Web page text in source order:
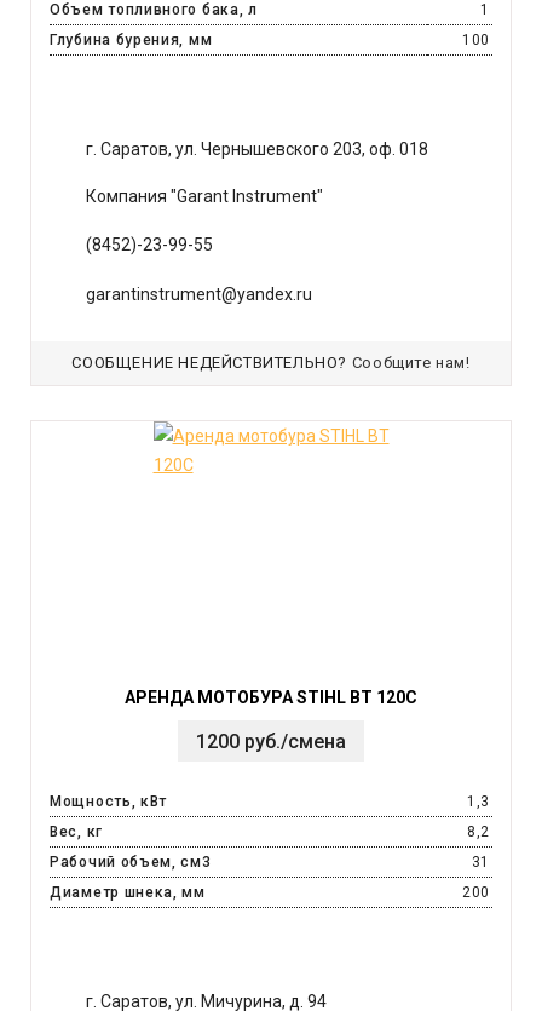
Объем топливного бака, л
1
Глубина бурения, мм
100
г. Саратов, ул. Чернышевского 203, оф. 018
Компания "Garant Instrument"
(8452)-23-99-55
garantinstrument@yandex.ru
СООБЩЕНИЕ НЕДЕЙСТВИТЕЛЬНО? Сообщите нам!
АРЕНДА МОТОБУРА STIHL BT 120C
1200 руб./смена
Мощность, кВт
1,3
Вес, кг
8,2
Рабочий объем, см3
31
Диаметр шнека, мм
200
г. Саратов, ул. Мичурина, д. 94